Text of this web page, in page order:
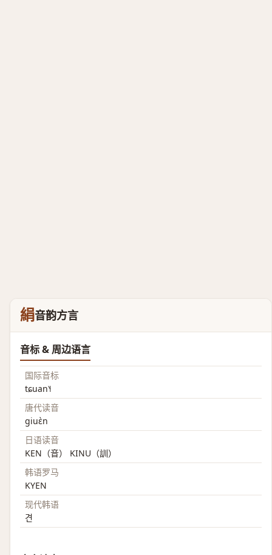
絹音韵方言
音标 & 周边语言
国际音标
tɕuan˥˧
唐代读音
giuɛ̀n
日语读音
KEN（音） KINU（訓）
韩语罗马
KYEN
现代韩语
견